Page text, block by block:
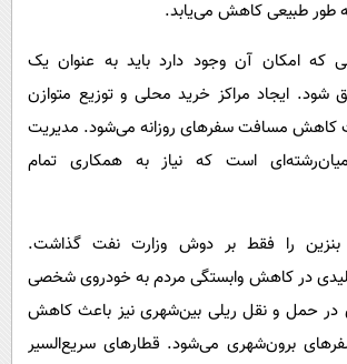
طور طبیعی کاهش می‌یابد.
که امکان آن وجود دارد باید به عنوان یک
ایجاد مراکز خرید محلی و توزیع متوازن
مسافت سفرهای روزانه می‌شود. مدیریت
است که نیاز به همکاری تمام
بنزین را فقط بر دوش وزارت نفت گذاشت.
در کاهش وابستگی مردم به خودروی شخصی
در حمل و نقل ریلی بین‌شهری نیز باعث کاهش
برون‌شهری می‌شود. قطارهای سریع‌السیر